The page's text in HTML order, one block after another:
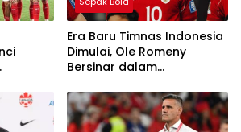
Era Baru Timnas Indonesia
Dimulai, Ole Romeny
Bersinar dalam
Kitts and Nevis